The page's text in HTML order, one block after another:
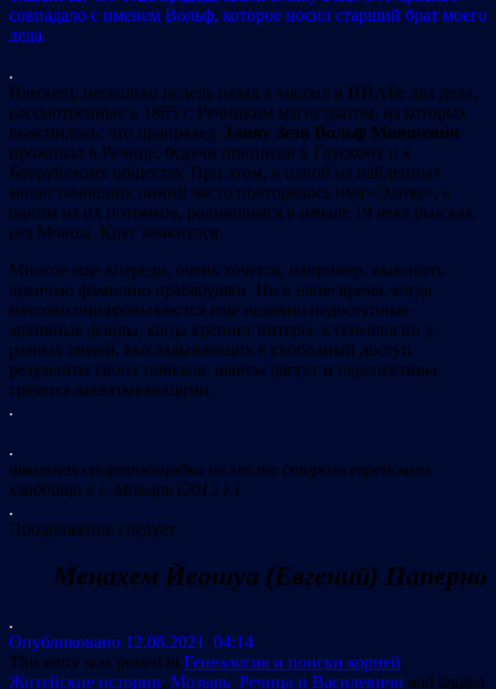
совпадало с именем Вольф, которое носил старший брат моего
деда.
.
Наконец, несколько недель назад я заказал в НИАБе два дела,
рассмотренные в 1865 г. Речицким магистратом, из которых
выяснилось, что прапрадед Элияу Зеэв Вольф Мовшевич
проживал в Речице, будучи приписан к Глускому и к
Бобруйскому обществу. При этом, в одной из найденных
мною тамошних линий часто повторялось имя «Элияу», а
одним из их потомков, родившимся в начале 19 века был как
раз Мовша. Круг замкнулся.
Многое еще впереди, очень хочется, например, выяснить
девичью фамилию прабабушки. Но в наше время, когда
массово оцифровываются еще недавно недоступные
архивные фонды, когда крепнет интерес к генеалогии у
разных людей, выкладывающих в свободный доступ
результаты своих поисков, шансы растут и перспективы
грезятся захватывающими.
.
.
школьная спортплощадка на месте старого еврейского
кладбища в г. Мозырь (2015 г.)
.
Продолжение следует
Менахем Йеошуа (Евгений) Паперно
.
Опубликовано 12.08.2021 04:14
This entry was posted in Генеалогия и поиски корней,
Житейские истории, Мозырь, Речица и Василевичи and tagged